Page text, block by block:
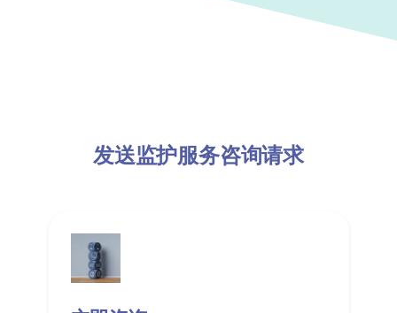
发送监护服务咨询请求